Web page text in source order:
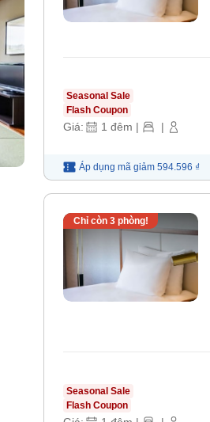
Seasonal Sale
Flash Coupon
Giá: 1 đêm | |
Áp dụng mã giảm 594.596 ₫
Chỉ còn 3phòng!
Seasonal Sale
Flash Coupon